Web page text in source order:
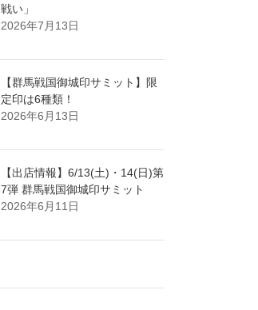
戦い」
2026年7月13日
【群馬戦国御城印サミット】限
定印は6種類！
2026年6月13日
【出店情報】6/13(土)・14(日)第
7弾 群馬戦国御城印サミット
2026年6月11日